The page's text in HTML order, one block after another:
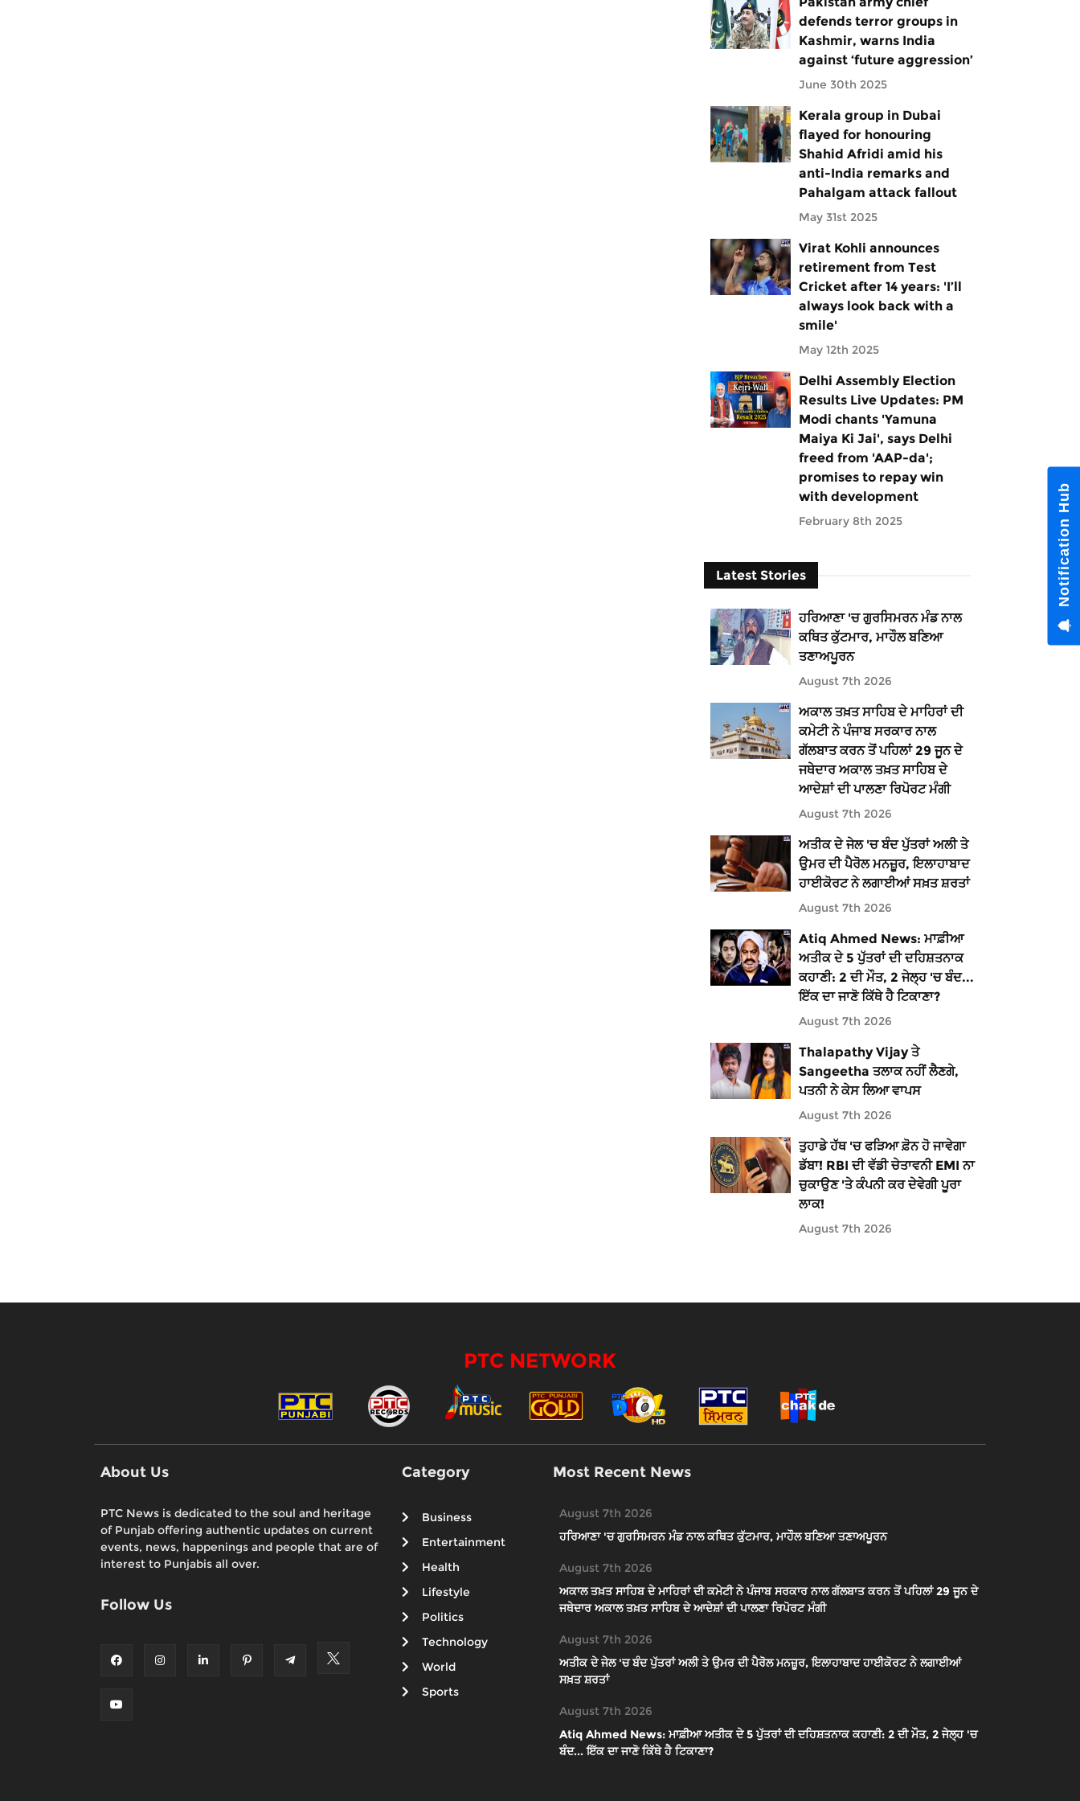
defends terror groups in
Kashmir, warns India
against ‘future aggression’
June 30th 2025
Kerala group in Dubai
flayed for honouring
Shahid Afridi amid his
anti-India remarks and
Pahalgam attack fallout
May 31st 2025
Virat Kohli announces
retirement from Test
Cricket after 14 years: 'I’ll
always look back with a
smile'
May 12th 2025
Delhi Assembly Election
Results Live Updates: PM
Modi chants 'Yamuna
Maiya Ki Jai', says Delhi
freed from 'AAP-da';
promises to repay win
with development
February 8th 2025
Latest Stories
ਹਰਿਆਣਾ 'ਚ ਗੁਰਸਿਮਰਨ ਮੰਡ ਨਾਲ
ਕਥਿਤ ਕੁੱਟਮਾਰ, ਮਾਹੌਲ ਬਣਿਆ
ਤਣਾਅਪੂਰਨ
August 7th 2026
ਅਕਾਲ ਤਖ਼ਤ ਸਾਹਿਬ ਦੇ ਮਾਹਿਰਾਂ ਦੀ
ਕਮੇਟੀ ਨੇ ਪੰਜਾਬ ਸਰਕਾਰ ਨਾਲ
ਗੱਲਬਾਤ ਕਰਨ ਤੋਂ ਪਹਿਲਾਂ 29 ਜੂਨ ਦੇ
ਜਥੇਦਾਰ ਅਕਾਲ ਤਖ਼ਤ ਸਾਹਿਬ ਦੇ
ਆਦੇਸ਼ਾਂ ਦੀ ਪਾਲਣਾ ਰਿਪੋਰਟ ਮੰਗੀ
August 7th 2026
ਅਤੀਕ ਦੇ ਜੇਲ 'ਚ ਬੰਦ ਪੁੱਤਰਾਂ ਅਲੀ ਤੇ
ਉਮਰ ਦੀ ਪੈਰੋਲ ਮਨਜ਼ੂਰ, ਇਲਾਹਾਬਾਦ
ਹਾਈਕੋਰਟ ਨੇ ਲਗਾਈਆਂ ਸਖ਼ਤ ਸ਼ਰਤਾਂ
August 7th 2026
Atiq Ahmed News: ਮਾਫ਼ੀਆ
ਅਤੀਕ ਦੇ 5 ਪੁੱਤਰਾਂ ਦੀ ਦਹਿਸ਼ਤਨਾਕ
ਕਹਾਣੀ: 2 ਦੀ ਮੌਤ, 2 ਜੇਲ੍ਹ 'ਚ ਬੰਦ...
ਇੱਕ ਦਾ ਜਾਣੋ ਕਿੱਥੇ ਹੈ ਟਿਕਾਣਾ?
August 7th 2026
Thalapathy Vijay ਤੇ
Sangeetha ਤਲਾਕ ਨਹੀਂ ਲੈਣਗੇ,
ਪਤਨੀ ਨੇ ਕੇਸ ਲਿਆ ਵਾਪਸ
August 7th 2026
ਤੁਹਾਡੇ ਹੱਥ 'ਚ ਫੜਿਆ ਫ਼ੋਨ ਹੋ ਜਾਵੇਗਾ
ਡੱਬਾ! RBI ਦੀ ਵੱਡੀ ਚੇਤਾਵਨੀ EMI ਨਾ
ਚੁਕਾਉਣ 'ਤੇ ਕੰਪਨੀ ਕਰ ਦੇਵੇਗੀ ਪੂਰਾ
ਲਾਕ!
August 7th 2026
PTC NETWORK
About Us
PTC News is dedicated to the soul and heritage
of Punjab offering authentic updates on current
events, news, happenings and people that are of
interest to Punjabis all over.
Follow Us
Category
Business
Entertainment
Health
Lifestyle
Politics
Technology
World
Sports
Most Recent News
August 7th 2026
ਹਰਿਆਣਾ 'ਚ ਗੁਰਸਿਮਰਨ ਮੰਡ ਨਾਲ ਕਥਿਤ ਕੁੱਟਮਾਰ, ਮਾਹੌਲ ਬਣਿਆ ਤਣਾਅਪੂਰਨ
August 7th 2026
ਅਕਾਲ ਤਖ਼ਤ ਸਾਹਿਬ ਦੇ ਮਾਹਿਰਾਂ ਦੀ ਕਮੇਟੀ ਨੇ ਪੰਜਾਬ ਸਰਕਾਰ ਨਾਲ ਗੱਲਬਾਤ ਕਰਨ ਤੋਂ ਪਹਿਲਾਂ 29 ਜੂਨ ਦੇ
ਜਥੇਦਾਰ ਅਕਾਲ ਤਖ਼ਤ ਸਾਹਿਬ ਦੇ ਆਦੇਸ਼ਾਂ ਦੀ ਪਾਲਣਾ ਰਿਪੋਰਟ ਮੰਗੀ
August 7th 2026
ਅਤੀਕ ਦੇ ਜੇਲ 'ਚ ਬੰਦ ਪੁੱਤਰਾਂ ਅਲੀ ਤੇ ਉਮਰ ਦੀ ਪੈਰੋਲ ਮਨਜ਼ੂਰ, ਇਲਾਹਾਬਾਦ ਹਾਈਕੋਰਟ ਨੇ ਲਗਾਈਆਂ
ਸਖ਼ਤ ਸ਼ਰਤਾਂ
August 7th 2026
Atiq Ahmed News: ਮਾਫ਼ੀਆ ਅਤੀਕ ਦੇ 5 ਪੁੱਤਰਾਂ ਦੀ ਦਹਿਸ਼ਤਨਾਕ ਕਹਾਣੀ: 2 ਦੀ ਮੌਤ, 2 ਜੇਲ੍ਹ 'ਚ
ਬੰਦ... ਇੱਕ ਦਾ ਜਾਣੋ ਕਿੱਥੇ ਹੈ ਟਿਕਾਣਾ?
Notification Hub